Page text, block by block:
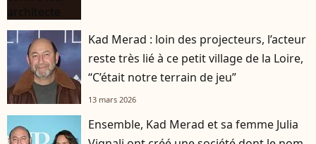
Kad Merad : loin des projecteurs, l’acteur
reste très lié à ce petit village de la Loire,
“C’était notre terrain de jeu”
13 mars 2026
Ensemble, Kad Merad et sa femme Julia